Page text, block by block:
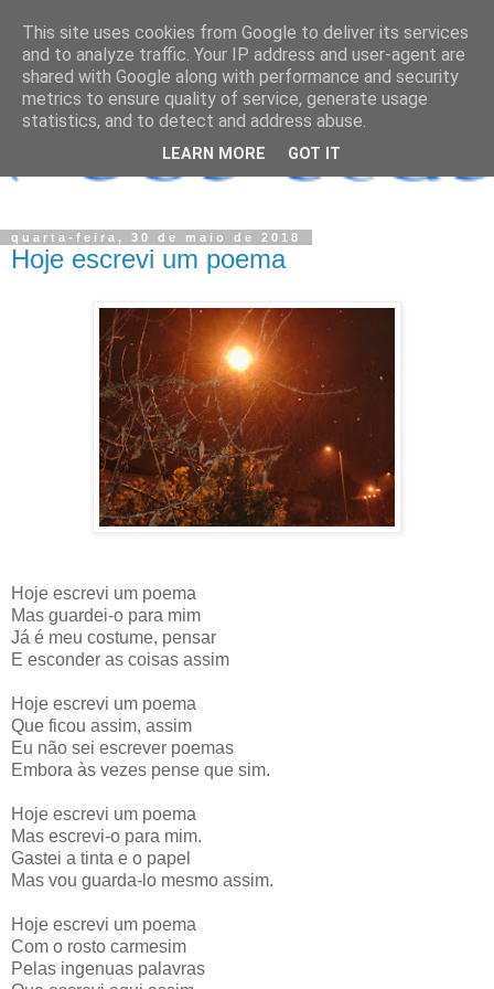
quarta-feira, 30 de maio de 2018
Hoje escrevi um poema
Hoje escrevi um poema
Mas guardei-o para mim
Já é meu costume, pensar
E esconder as coisas assim
Hoje escrevi um poema
Que ficou assim, assim
Eu não sei escrever poemas
Embora às vezes pense que sim.
Hoje escrevi um poema
Mas escrevi-o para mim.
Gastei a tinta e o papel
Mas vou guarda-lo mesmo assim.
Hoje escrevi um poema
Com o rosto carmesim
Pelas ingenuas palavras
This site uses cookies from Google to deliver its services
and to analyze traffic. Your IP address and user-agent are
shared with Google along with performance and security
metrics to ensure quality of service, generate usage
statistics, and to detect and address abuse.
LEARN MORE GOT IT